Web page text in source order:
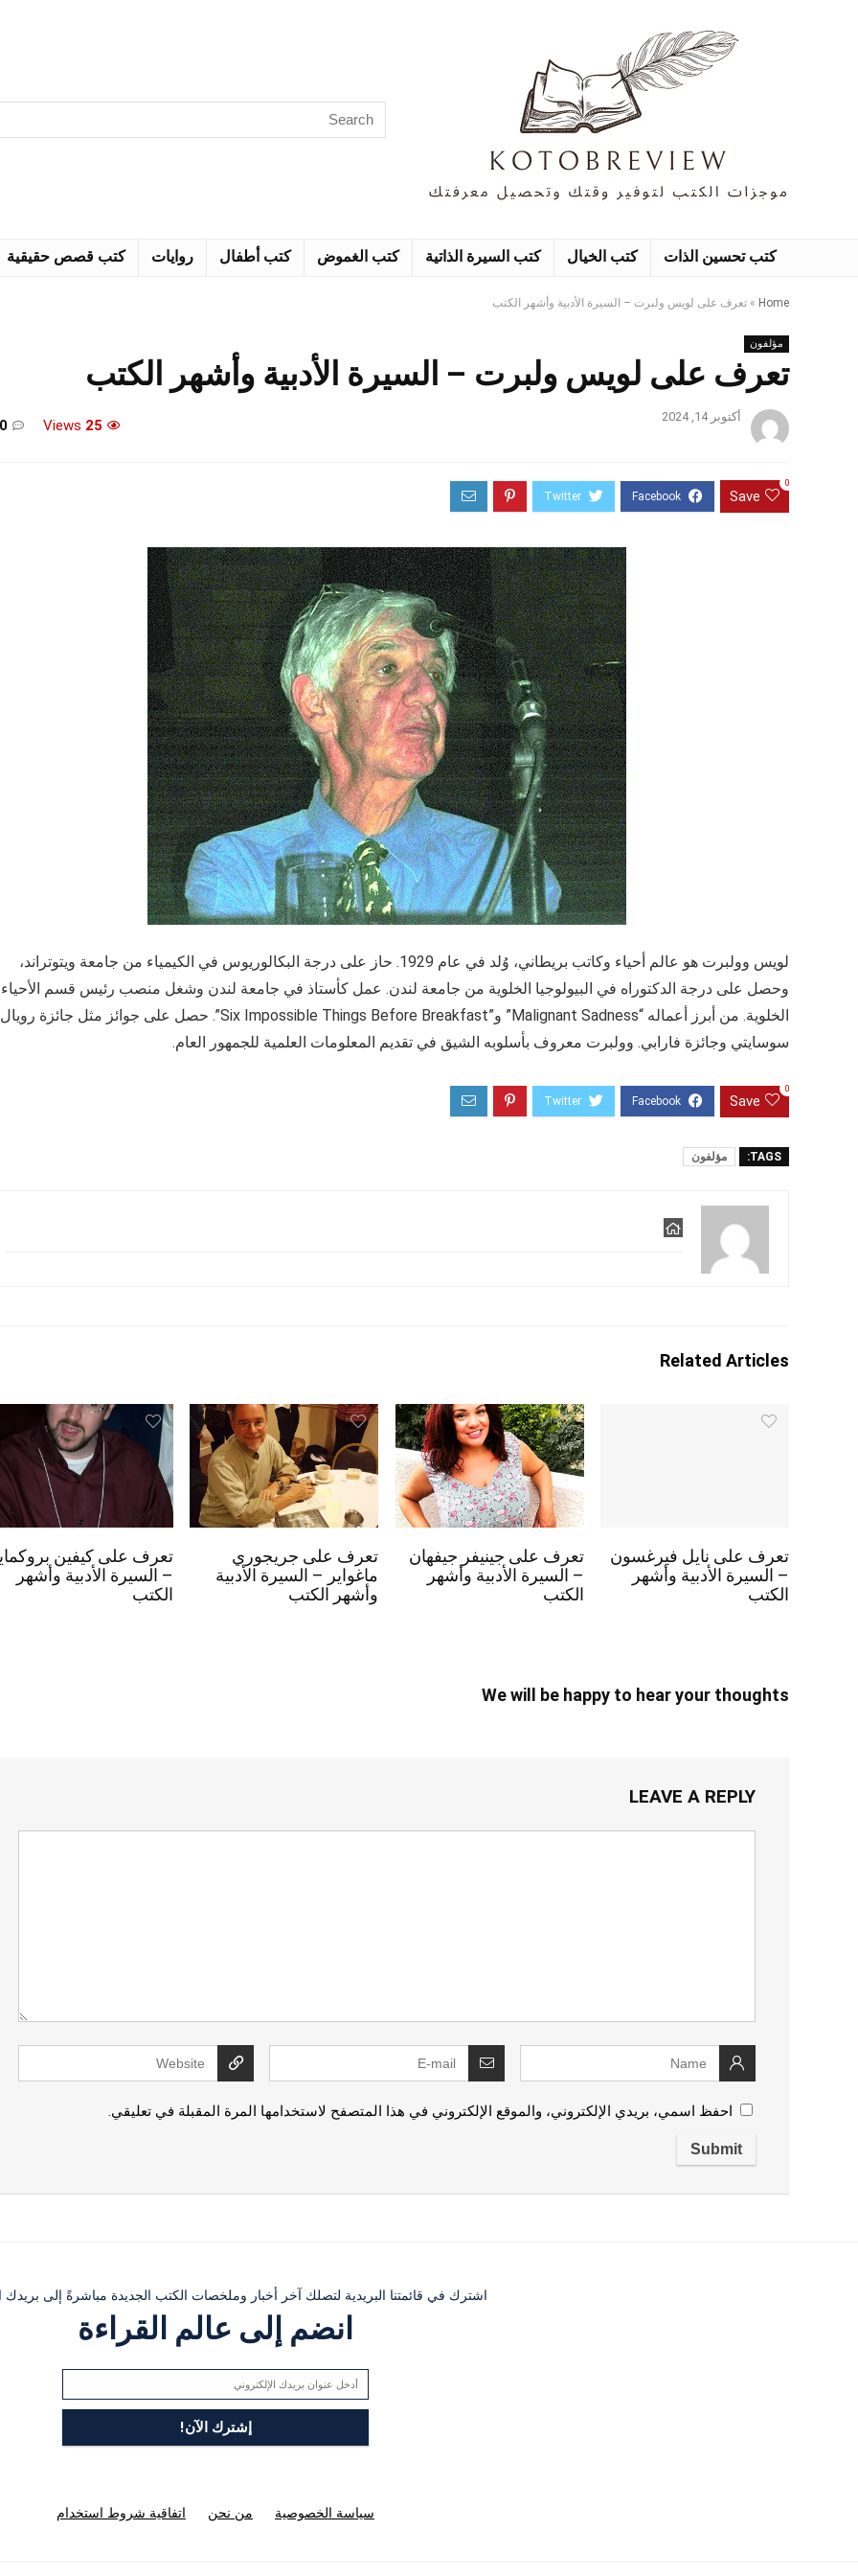
كتب تحسين الذات كتب الخيال كتب السيرة الذاتية كتب الغموض كتب أطفال روايات كتب قصص حقيقية
Home
» تعرف على لويس ولبرت – السيرة الأدبية وأشهر الكتب
مؤلفون
تعرف على لويس ولبرت – السيرة الأدبية وأشهر الكتب
أكتوبر 14, 2024
25
0
Save
0
لويس وولبرت هو عالم أحياء وكاتب بريطاني، وُلد في عام 1929. حاز على درجة البكالوريوس في الكيمياء من جامعة ويتوتراند،
وحصل على درجة الدكتوراه في البيولوجيا الخلوية من جامعة لندن. عمل كأستاذ في جامعة لندن وشغل منصب رئيس قسم الأحياء
الخلوية. من أبرز أعماله “Malignant Sadness” و”Six Impossible Things Before Breakfast”. حصل على جوائز مثل جائزة رويال
سوسايتي وجائزة فارابي. وولبرت معروف بأسلوبه الشيق في تقديم المعلومات العلمية للجمهور العام.
Save
0
TAGS: مؤلفون
Related Articles
تعرف على نايل فيرغسون
– السيرة الأدبية وأشهر
الكتب
تعرف على جينيفر جيفهان
– السيرة الأدبية وأشهر
الكتب
تعرف على جريجوري
ماغواير – السيرة الأدبية
وأشهر الكتب
تعرف على كيفين
– السيرة الأدبية وأشهر
الكتب
We will be happy to hear your thoughts
LEAVE A REPLY
احفظ اسمي، بريدي الإلكتروني، والموقع الإلكتروني في هذا المتصفح لاستخدامها المرة المقبلة في تعليقي.
اشترك في قائمتنا البريدية لتصلك آخر أخبار وملخصات الكتب الجديدة مباشرةً إلى بريدك
انضم إلى عالم القراءة
سياسة الخصوصية من نحن اتفاقية شروط استخدام